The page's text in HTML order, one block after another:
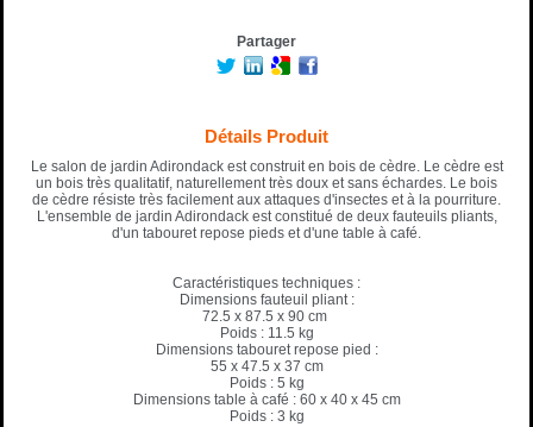
Partager
Détails Produit
Le salon de jardin Adirondack est construit en bois de cèdre. Le cèdre est
un bois très qualitatif, naturellement très doux et sans échardes. Le bois
de cèdre résiste très facilement aux attaques d'insectes et à la pourriture.
L'ensemble de jardin Adirondack est constitué de deux fauteuils pliants,
d'un tabouret repose pieds et d'une table à café.
Caractéristiques techniques :
Dimensions fauteuil pliant :
72.5 x 87.5 x 90 cm
Poids : 11.5 kg
Dimensions tabouret repose pied :
55 x 47.5 x 37 cm
Poids : 5 kg
Dimensions table à café : 60 x 40 x 45 cm
Poids : 3 kg